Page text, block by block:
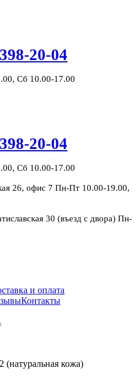
20-04
Сб 10.00-17.00
20-04
Сб 10.00-17.00
26, офис 7 Пн-Пт 10.00-19.00,
30 (въезд с двора) Пн-
и оплата
Контакты
(натуральная кожа)